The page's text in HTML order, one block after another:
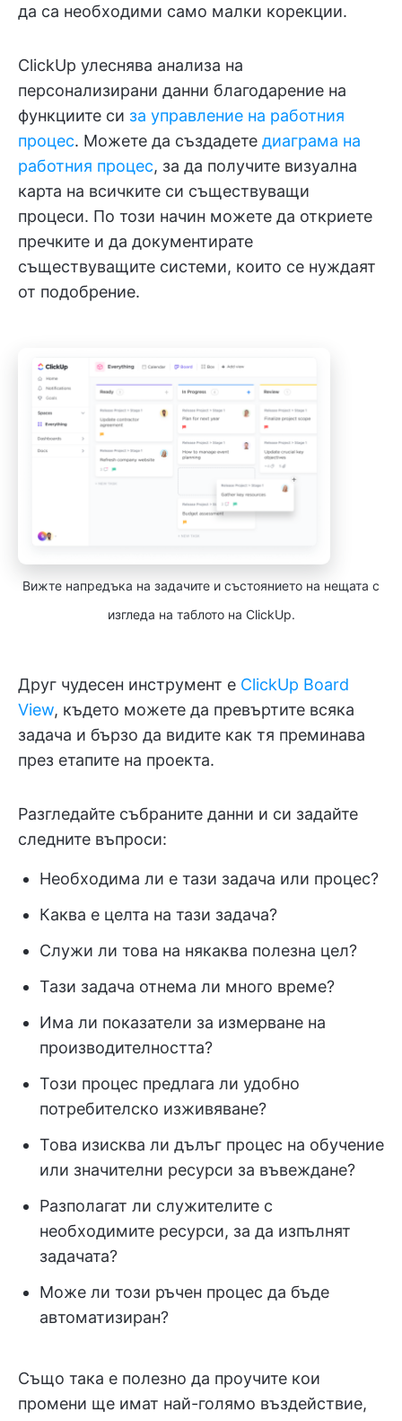
да са необходими само малки корекции.
ClickUp улеснява анализа на
персонализирани данни благодарение на
функциите си за управление на работния
процес. Можете да създадете диаграма на
работния процес, за да получите визуална
карта на всичките си съществуващи
процеси. По този начин можете да откриете
пречките и да документирате
съществуващите системи, които се нуждаят
от подобрение.
Вижте напредъка на задачите и състоянието на нещата с
изгледа на таблото на ClickUp.
Друг чудесен инструмент е ClickUp Board
View, където можете да превъртите всяка
задача и бързо да видите как тя преминава
през етапите на проекта.
Разгледайте събраните данни и си задайте
следните въпроси:
Необходима ли е тази задача или процес?
Каква е целта на тази задача?
Служи ли това на някаква полезна цел?
Тази задача отнема ли много време?
Има ли показатели за измерване на
производителността?
Този процес предлага ли удобно
потребителско изживяване?
Това изисква ли дълъг процес на обучение
или значителни ресурси за въвеждане?
Разполагат ли служителите с
необходимите ресурси, за да изпълнят
задачата?
Може ли този ръчен процес да бъде
автоматизиран?
Също така е полезно да проучите кои
промени ще имат най-голямо въздействие,